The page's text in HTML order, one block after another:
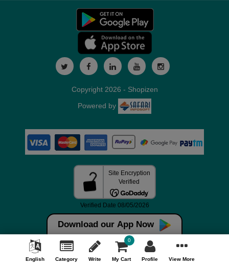
Download our App Now
English Category Write My Cart
0
Profile View More
Copyright 2026 - Shopizen
Powered by